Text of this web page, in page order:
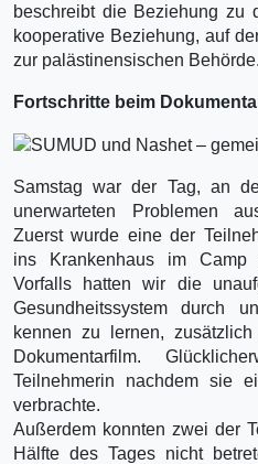
beschreibt die Beziehung zu
kooperative Beziehung, auf
zur palästinensischen Behörde.
Fortschritte beim
Samstag war der Tag, an
unerwarteten Problemen
Zuerst wurde eine der
ins Krankenhaus im Camp
Vorfalls hatten wir die
Gesundheitssystem durch
kennen zu lernen,
Dokumentarfilm.
Teilnehmerin nachdem sie
verbrachte.
Außerdem konnten zwei der
Hälfte des Tages nicht